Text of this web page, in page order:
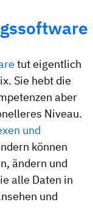
tut eigentlich
Sie hebt die
aber
Niveau.
und
können
ändern und
alle Daten in
und